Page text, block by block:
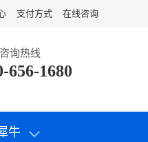
支付方式 在线咨询
询热线
656-1680
牛